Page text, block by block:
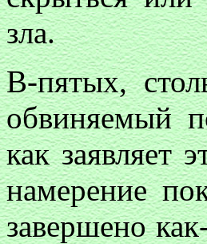
зла.
В-пятых,
обвиняемый
как заявляет
намерение
завершено